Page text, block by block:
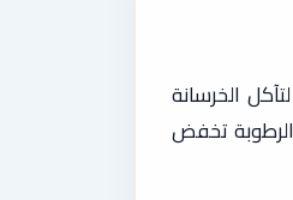
الخرسانة
الرطوبة تخفض